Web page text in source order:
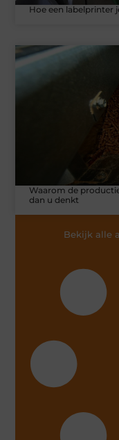
Hoe een labelprinter
Waarom de
dan u denkt
Bekijk alle